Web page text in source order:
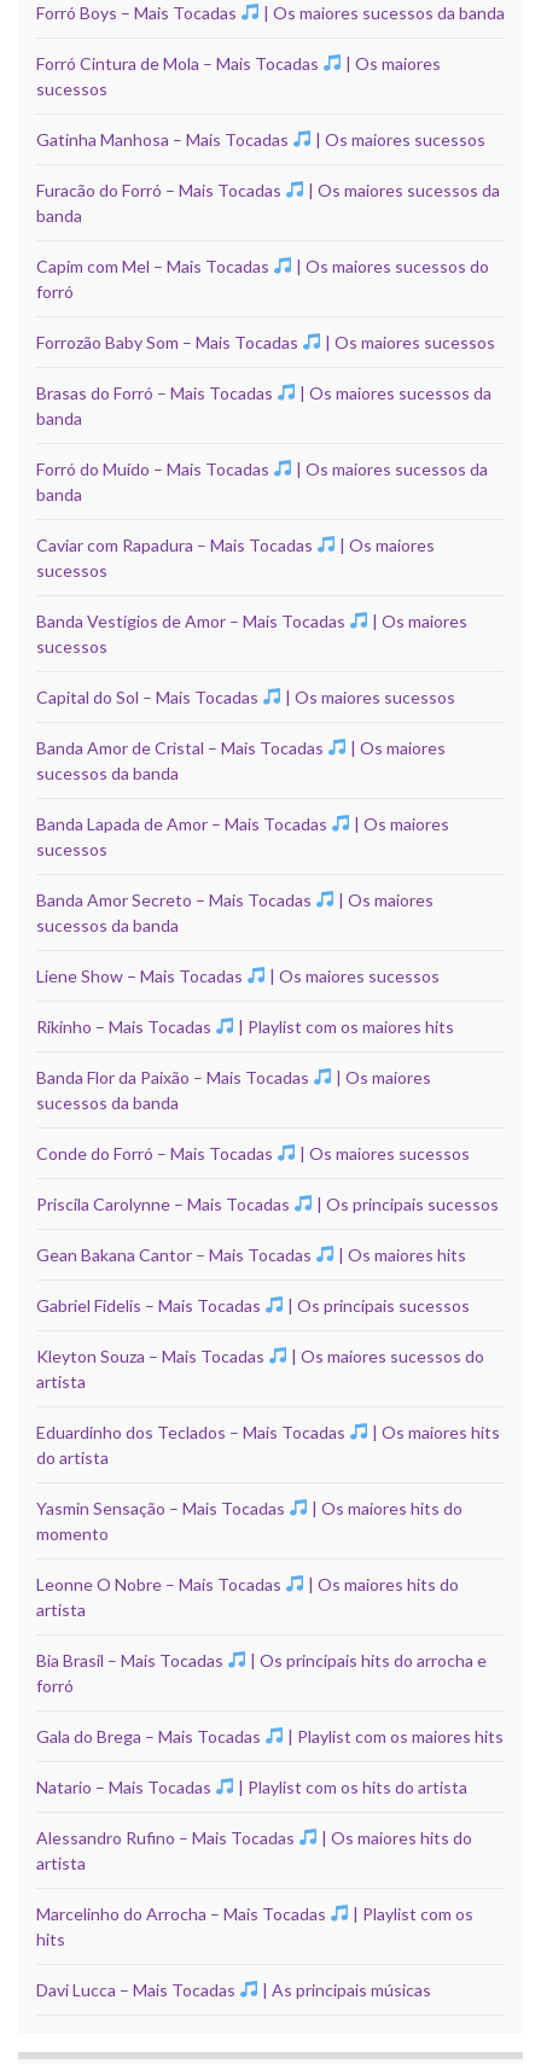
Forró Boys – Mais Tocadas | Os maiores sucessos da banda
Forró Cintura de Mola – Mais Tocadas
| Os maiores
sucessos
Gatinha Manhosa – Mais Tocadas | Os maiores sucessos
Furacão do Forró – Mais Tocadas
| Os maiores sucessos da
banda
Capim com Mel – Mais Tocadas
| Os maiores sucessos do
forró
Forrozão Baby Som – Mais Tocadas | Os maiores sucessos
Brasas do Forró – Mais Tocadas
| Os maiores sucessos da
banda
Forró do Muído – Mais Tocadas
| Os maiores sucessos da
banda
Caviar com Rapadura – Mais Tocadas
| Os maiores
sucessos
Banda Vestígios de Amor – Mais Tocadas
| Os maiores
sucessos
Capital do Sol – Mais Tocadas | Os maiores sucessos
Banda Amor de Cristal – Mais Tocadas
| Os maiores
sucessos da banda
Banda Lapada de Amor – Mais Tocadas
| Os maiores
sucessos
Banda Amor Secreto – Mais Tocadas
| Os maiores
sucessos da banda
Liene Show – Mais Tocadas | Os maiores sucessos
Rikinho – Mais Tocadas | Playlist com os maiores hits
Banda Flor da Paixão – Mais Tocadas
| Os maiores
sucessos da banda
Conde do Forró – Mais Tocadas | Os maiores sucessos
Priscila Carolynne – Mais Tocadas | Os principais sucessos
Gean Bakana Cantor – Mais Tocadas | Os maiores hits
Gabriel Fidelis – Mais Tocadas | Os principais sucessos
Kleyton Souza – Mais Tocadas
| Os maiores sucessos do
artista
Eduardinho dos Teclados – Mais Tocadas
| Os maiores hits
do artista
Yasmin Sensação – Mais Tocadas
| Os maiores hits do
momento
Leonne O Nobre – Mais Tocadas
| Os maiores hits do
artista
Bia Brasil – Mais Tocadas
| Os principais hits do arrocha e
forró
Gala do Brega – Mais Tocadas | Playlist com os maiores hits
Natario – Mais Tocadas | Playlist com os hits do artista
Alessandro Rufino – Mais Tocadas
| Os maiores hits do
artista
Marcelinho do Arrocha – Mais Tocadas
| Playlist com os
hits
Davi Lucca – Mais Tocadas | As principais músicas